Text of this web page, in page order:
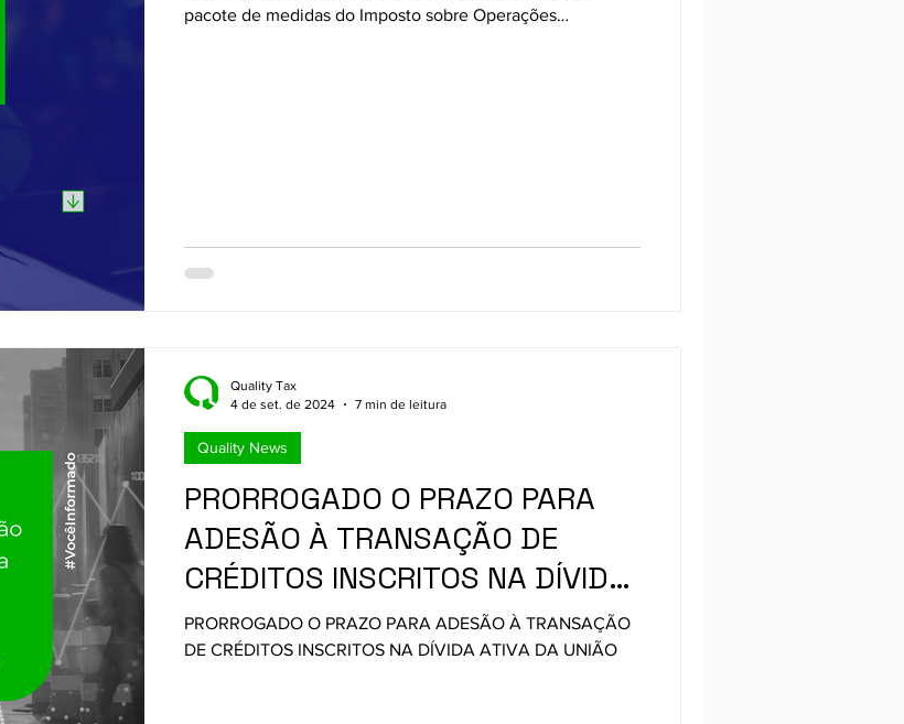
pacote de medidas do Imposto sobre Operações
PRORROGADO O PRAZO PARA
ADESÃO À TRANSAÇÃO DE
CRÉDITOS INSCRITOS NA DÍVIDA
ATIVA DA UNIÃO, PREVISTA NO
EDITAL PGFN/RFB N° 2/2024.
PRORROGADO O PRAZO PARA ADESÃO À TRANSAÇÃO
DE CRÉDITOS INSCRITOS NA DÍVIDA ATIVA DA UNIÃO
Quality News
Quality Tax
4 de set. de 2024
7 min de leitura